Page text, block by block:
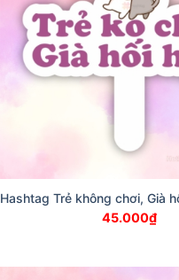
Hashtag Trẻ không chơi, Già
45.000₫